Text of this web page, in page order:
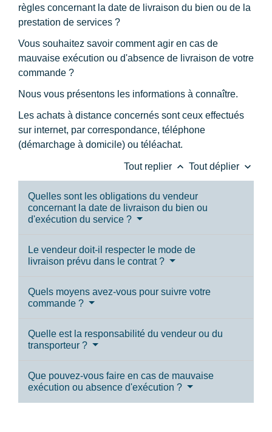
règles concernant la date de livraison du bien ou de la
prestation de services ?
Vous souhaitez savoir comment agir en cas de
mauvaise exécution ou d'absence de livraison de votre
commande ?
Nous vous présentons les informations à connaître.
Les achats à distance concernés sont ceux effectués
sur internet, par correspondance, téléphone
(démarchage à domicile) ou téléachat.
Tout replier keyboard_arrow_up Tout déplier keyboard_arrow_down
Quelles sont les obligations du vendeur
concernant la date de livraison du bien ou
d'exécution du service ?
Le vendeur doit-il respecter le mode de
livraison prévu dans le contrat ?
Quels moyens avez-vous pour suivre votre
commande ?
Quelle est la responsabilité du vendeur ou du
transporteur ?
Que pouvez-vous faire en cas de mauvaise
exécution ou absence d'exécution ?